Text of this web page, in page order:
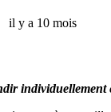
il y a 10 mois
individuellement